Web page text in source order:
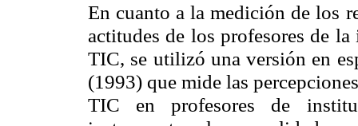
En cuanto a la medición de los
actitudes de los profesores de
TIC, se utilizó una versión en
(1993) que mide las
TIC en profesores de